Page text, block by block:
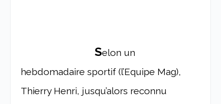
Selon un
hebdomadaire sportif (l’Equipe Mag),
Thierry Henri, jusqu’alors reconnu